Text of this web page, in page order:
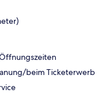
beim Ticketerwerb